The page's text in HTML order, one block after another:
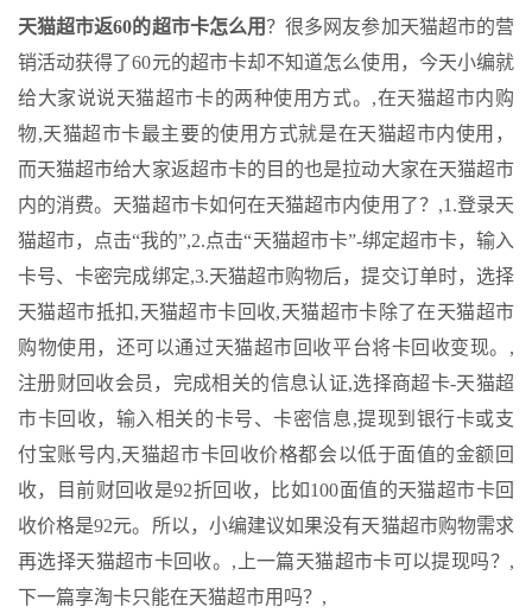
天猫超市返60的超市卡怎么用？很多网友参加天猫超市的营
销活动获得了60元的超市卡却不知道怎么使用，今天小编就
给大家说说天猫超市卡的两种使用方式。,在天猫超市内购
物,天猫超市卡最主要的使用方式就是在天猫超市内使用，
而天猫超市给大家返超市卡的目的也是拉动大家在天猫超市
内的消费。天猫超市卡如何在天猫超市内使用了？,1.登录天
猫超市，点击“我的”,2.点击“天猫超市卡”-绑定超市卡，输入
卡号、卡密完成绑定,3.天猫超市购物后，提交订单时，选择
天猫超市抵扣,天猫超市卡回收,天猫超市卡除了在天猫超市
购物使用，还可以通过天猫超市回收平台将卡回收变现。,
注册财回收会员，完成相关的信息认证,选择商超卡-天猫超
市卡回收，输入相关的卡号、卡密信息,提现到银行卡或支
付宝账号内,天猫超市卡回收价格都会以低于面值的金额回
收，目前财回收是92折回收，比如100面值的天猫超市卡回
收价格是92元。所以，小编建议如果没有天猫超市购物需求
再选择天猫超市卡回收。, 上一篇天猫超市卡可以提现吗？,
下一篇享淘卡只能在天猫超市用吗？,